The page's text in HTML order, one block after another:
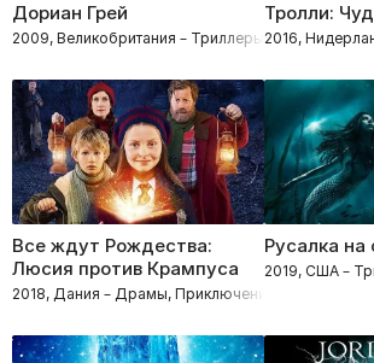
Дориан Грей
2009, Великобритания – Триллеры, Драмы,
Тролли:
2016,
Все ждут Рождества:
Люсия против Крампуса
2018, Дания – Драмы, Приключения, Фэнтези,
Русалка на
2019, США –